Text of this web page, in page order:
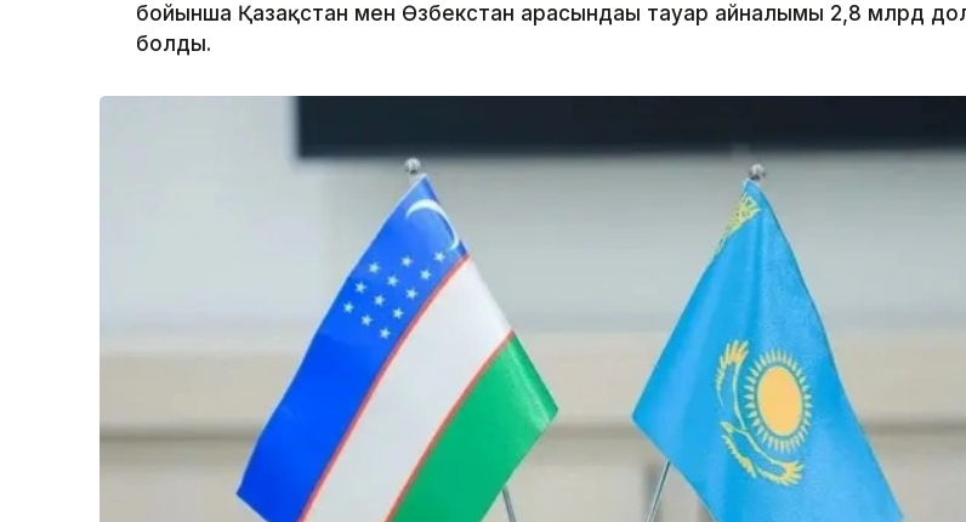
бойынша Қазақстан мен Өзбекстан арасындағы тауар айналымы 2,8 млрд
болды.